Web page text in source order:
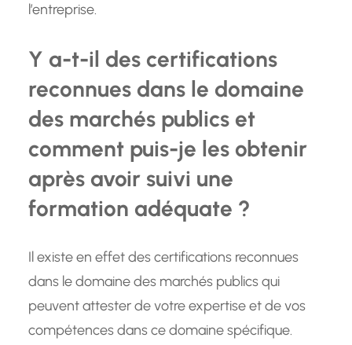
l’entreprise.
Y a-t-il des certifications
reconnues dans le domaine
des marchés publics et
comment puis-je les obtenir
après avoir suivi une
formation adéquate ?
Il existe en effet des certifications reconnues
dans le domaine des marchés publics qui
peuvent attester de votre expertise et de vos
compétences dans ce domaine spécifique.